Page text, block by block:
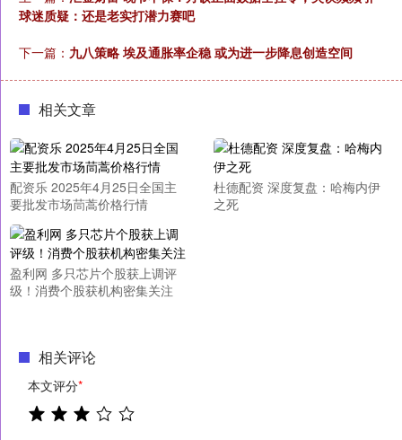
球迷质疑：还是老实打潜力赛吧
下一篇： 九八策略 埃及通胀率企稳 或为进一步降息创造空间
相关文章
配资乐 2025年4月25日全国主
要批发市场茼蒿价格行情
杜德配资 深度复盘：哈梅内伊
之死
盈利网 多只芯片个股获上调评
级！消费个股获机构密集关注
相关评论
本文评分*